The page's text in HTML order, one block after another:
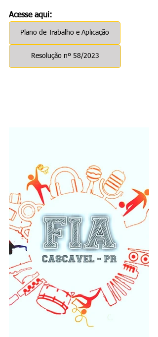
Acesse aqui:
Plano de Trabalho e Aplicação
Resolução nº 58/2023